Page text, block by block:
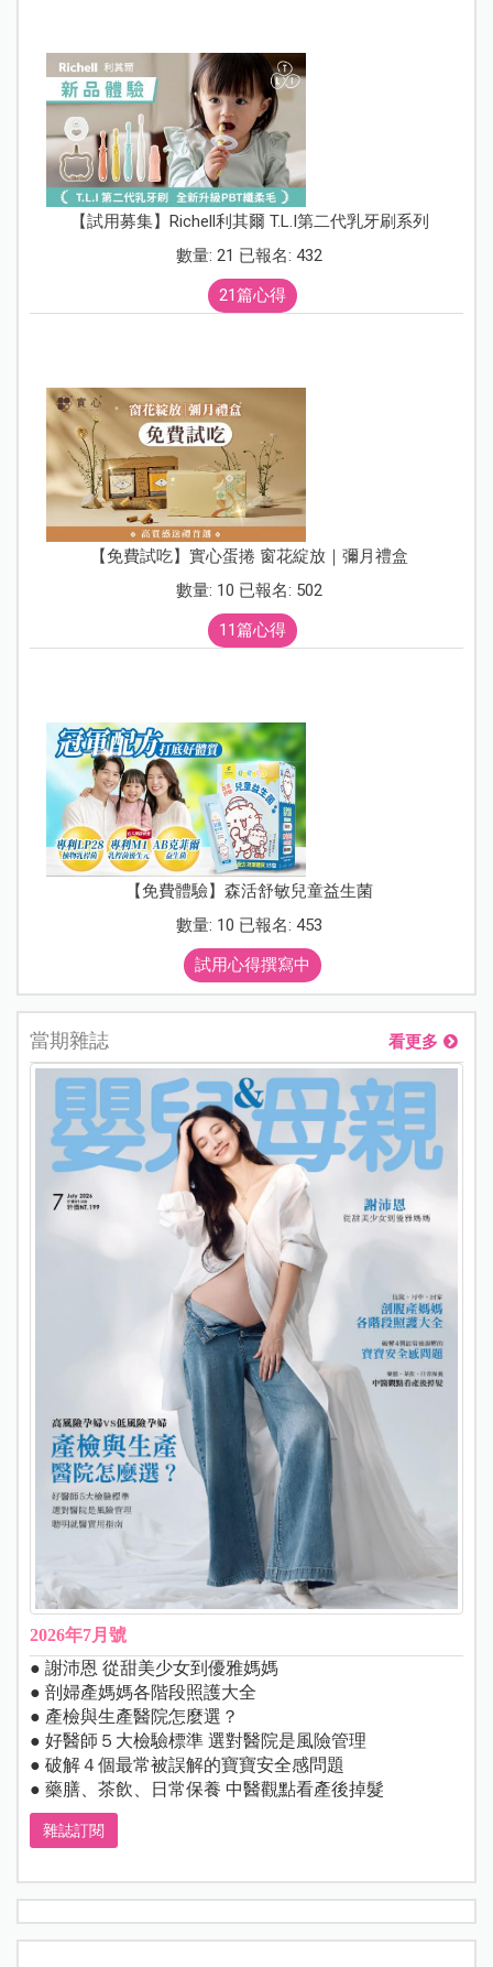
【試用募集】Richell利其爾 T.L.I第二代乳牙刷系列
數量: 21 已報名: 432
21篇心得
【免費試吃】實心蛋捲 窗花綻放｜彌月禮盒
數量: 10 已報名: 502
11篇心得
【免費體驗】森活舒敏兒童益生菌
數量: 10 已報名: 453
試用心得撰寫中
當期雜誌 看更多
2026年7月號
● 謝沛恩 從甜美少女到優雅媽媽
● 剖婦產媽媽各階段照護大全
● 產檢與生產醫院怎麼選？
● 好醫師５大檢驗標準 選對醫院是風險管理
● 破解４個最常被誤解的寶寶安全感問題
● 藥膳、茶飲、日常保養 中醫觀點看產後掉髮
雜誌訂閱